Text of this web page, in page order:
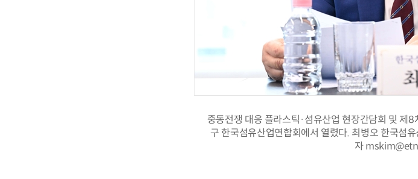
중동전쟁 대응 플라스틱·섬유산업 현장간담회 및 제
구 한국섬유산업연합회에서 열렸다. 최병오 한국섬
자